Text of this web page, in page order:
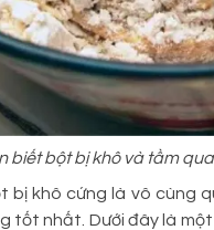
biết bột bị khô và tầm
bị khô cứng là vô cùng
nhất. Dưới đây là